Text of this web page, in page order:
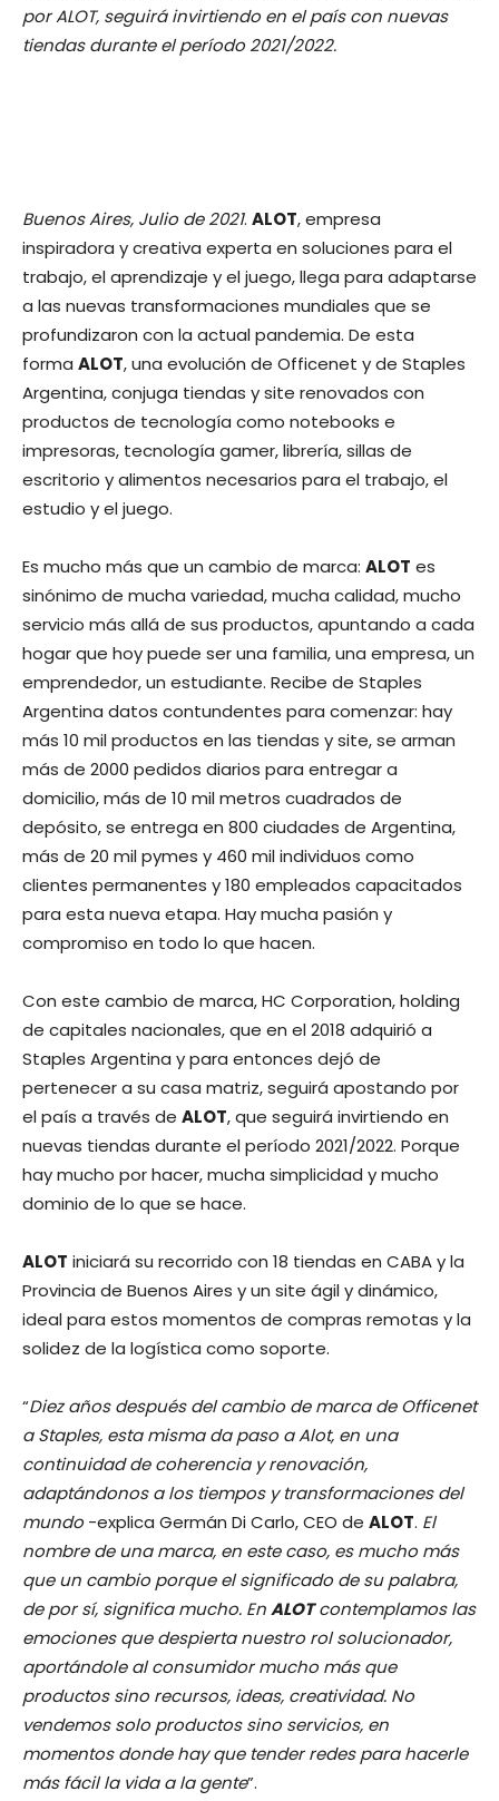
por ALOT, seguirá invirtiendo en el país con nuevas
tiendas durante el período 2021/2022.
Buenos Aires, Julio de 2021. ALOT, empresa
inspiradora y creativa experta en soluciones para el
trabajo, el aprendizaje y el juego, llega para adaptarse
a las nuevas transformaciones mundiales que se
profundizaron con la actual pandemia. De esta
forma ALOT, una evolución de Officenet y de Staples
Argentina, conjuga tiendas y site renovados con
productos de tecnología como notebooks e
impresoras, tecnología gamer, librería, sillas de
escritorio y alimentos necesarios para el trabajo, el
estudio y el juego.
Es mucho más que un cambio de marca: ALOT es
sinónimo de mucha variedad, mucha calidad, mucho
servicio más allá de sus productos, apuntando a cada
hogar que hoy puede ser una familia, una empresa, un
emprendedor, un estudiante. Recibe de Staples
Argentina datos contundentes para comenzar: hay
más 10 mil productos en las tiendas y site, se arman
más de 2000 pedidos diarios para entregar a
domicilio, más de 10 mil metros cuadrados de
depósito, se entrega en 800 ciudades de Argentina,
más de 20 mil pymes y 460 mil individuos como
clientes permanentes y 180 empleados capacitados
para esta nueva etapa. Hay mucha pasión y
compromiso en todo lo que hacen.
Con este cambio de marca, HC Corporation, holding
de capitales nacionales, que en el 2018 adquirió a
Staples Argentina y para entonces dejó de
pertenecer a su casa matriz, seguirá apostando por
el país a través de ALOT, que seguirá invirtiendo en
nuevas tiendas durante el período 2021/2022. Porque
hay mucho por hacer, mucha simplicidad y mucho
dominio de lo que se hace.
ALOT iniciará su recorrido con 18 tiendas en CABA y la
Provincia de Buenos Aires y un site ágil y dinámico,
ideal para estos momentos de compras remotas y la
solidez de la logística como soporte.
“Diez años después del cambio de marca de Officenet
a Staples, esta misma da paso a Alot, en una
continuidad de coherencia y renovación,
adaptándonos a los tiempos y transformaciones del
mundo-explica Germán Di Carlo, CEO de ALOT. El
nombre de una marca, en este caso, es mucho más
que un cambio porque el significado de su palabra,
de por sí, significa mucho. EnALOTcontemplamos las
emociones que despierta nuestro rol solucionador,
aportándole al consumidor mucho más que
productos sino recursos, ideas, creatividad. No
vendemos solo productos sino servicios, en
momentos donde hay que tender redes para hacerle
más fácil la vida a la gente”.